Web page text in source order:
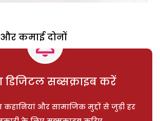
कमाई दोनों
डिजिटल सब्सक्राइब करें
कहानियां और सामाजिक मुद्दों से जुड़ी हर